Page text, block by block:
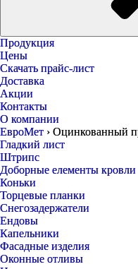
Продукция
Цены
Скачать прайс-лист
Доставка
Акции
Контакты
О компании
ЕвроМет › Оцинкованный
Гладкий лист
Штрипс
Доборные елементы кровли
Коньки
Торцевые планки
Снегозадержатели
Ендовы
Капельники
Фасадные изделия
Оконные отливы